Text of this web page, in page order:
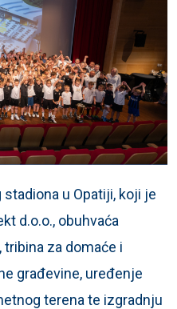
u Opatiji, koji je
d.o.o., obuhvaća
za domaće i
građevine, uređenje
terena te izgradnju